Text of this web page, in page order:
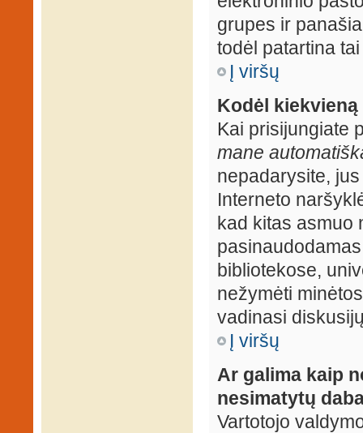
grupes ir
todėl patartina
Į viršų
Kodėl
Kai prisijungiate
mane
nepadarysite,
Interneto
kad kitas asmuo
bibliotekose,
nežymėti
vadinasi
Į viršų
Ar galima kaip
nesimatytų
Vartotojo